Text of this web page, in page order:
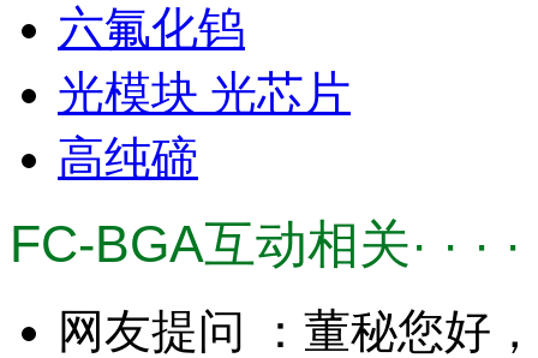
六氟化钨
光模块 光芯片
高纯碲
FC-BGA互动相关· · · ·
网友提问 ：董秘您好